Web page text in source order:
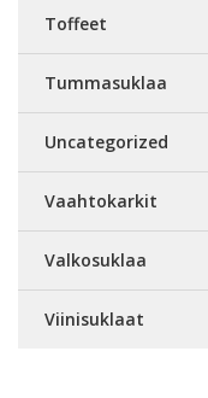
Toffeet
Tummasuklaa
Uncategorized
Vaahtokarkit
Valkosuklaa
Viinisuklaat